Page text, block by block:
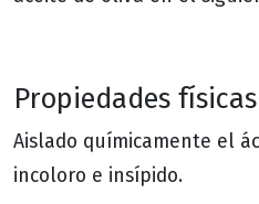
Propiedades
Aislado químicamente el
incoloro e insípido.